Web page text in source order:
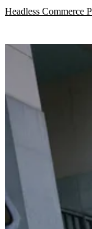
Headless Commerce